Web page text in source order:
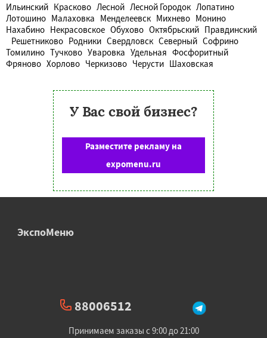
Ильинский Красково Лесной Лесной Городок Лопатино
Лотошино Малаховка Менделеевск Михнево Монино
Нахабино Некрасовское Обухово Октябрьский Правдинский
Решетниково Родники Свердловск Северный Софрино
Томилино Тучково Уваровка Удельная Фосфоритный
Фряново Хорлово Черкизово Черусти Шаховская
У Вас свой бизнес?
Разместите рекламу на
expomenu.ru
ЭкспоМеню
88006512
Принимаем заказы с 9:00 до 21:00